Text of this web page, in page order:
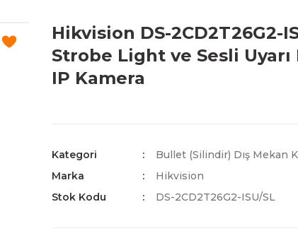
Hikvision DS-2CD2T26G2-
Strobe Light ve Sesli
IP Kamera
Kategori
Bullet (Silindir) Dış Mekan
Marka
Hikvision
Stok Kodu
DS-2CD2T26G2-ISU/SL